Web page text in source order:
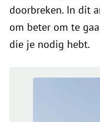
doorbreken. In dit
om beter om te
die je nodig hebt.